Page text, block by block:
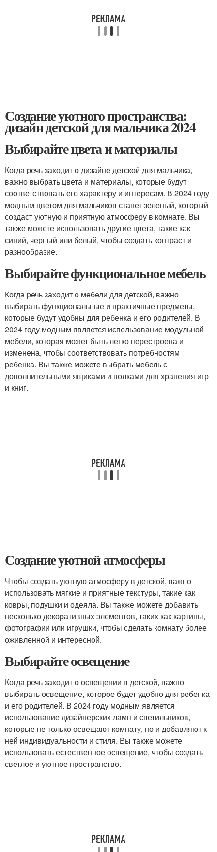
Создание уютного пространства:
дизайн детской для мальчика 2024
Выбирайте цвета и материалы
Когда речь заходит о дизайне детской для мальчика,
важно выбрать цвета и материалы, которые будут
соответствовать его характеру и интересам. В 2024 году
модным цветом для мальчиков станет зеленый, который
создаст уютную и приятную атмосферу в комнате. Вы
также можете использовать другие цвета, такие как
синий, черный или белый, чтобы создать контраст и
разнообразие.
Выбирайте функциональное мебель
Когда речь заходит о мебели для детской, важно
выбирать функциональные и практичные предметы,
которые будут удобны для ребенка и его родителей. В
2024 году модным является использование модульной
мебели, которая может быть легко перестроена и
изменена, чтобы соответствовать потребностям
ребенка. Вы также можете выбрать мебель с
дополнительными ящиками и полками для хранения игр
и книг.
Создание уютной атмосферы
Чтобы создать уютную атмосферу в детской, важно
использовать мягкие и приятные текстуры, такие как
ковры, подушки и одеяла. Вы также можете добавить
несколько декоративных элементов, таких как картины,
фотографии или игрушки, чтобы сделать комнату более
оживленной и интересной.
Выбирайте освещение
Когда речь заходит о освещении в детской, важно
выбирать освещение, которое будет удобно для ребенка
и его родителей. В 2024 году модным является
использование дизайнерских ламп и светильников,
которые не только освещают комнату, но и добавляют к
ней индивидуальности и стиля. Вы также можете
использовать естественное освещение, чтобы создать
светлое и уютное пространство.